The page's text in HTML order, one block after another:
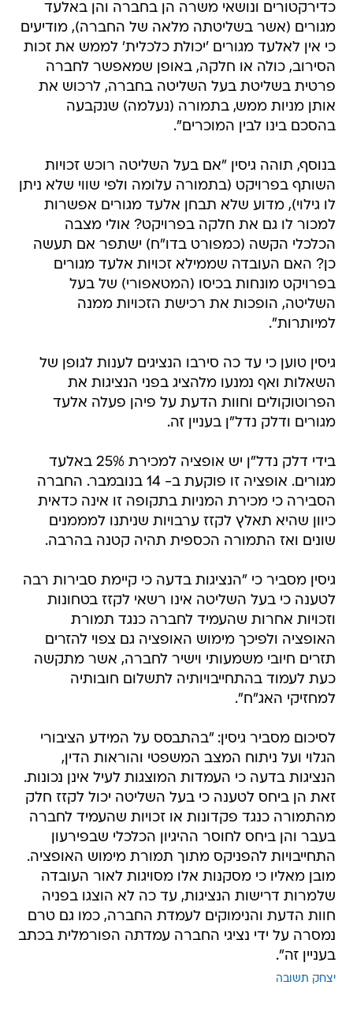
כדירקטורים ונושאי משרה הן בחברה והן באלעד
מגורים (אשר בשליטתה מלאה של החברה), מודיעים
כי אין לאלעד מגורים 'יכולת כלכלית' לממש את זכות
הסירוב, כולה או חלקה, באופן שמאפשר לחברה
פרטית בשליטת בעל השליטה בחברה, לרכוש את
אותן מניות ממש, בתמורה (נעלמה) שנקבעה
בהסכם בינו לבין המוכרים".
בנוסף, תוהה גיסין "אם בעל השליטה רוכש זכויות
השותף בפרויקט (בתמורה עלומה ולפי שווי שלא ניתן
לו גילוי), מדוע שלא תבחן אלעד מגורים אפשרות
למכור לו גם את חלקה בפרויקט? אולי מצבה
הכלכלי הקשה (כמפורט בדו"ח) ישתפר אם תעשה
כן? האם העובדה שממילא זכויות אלעד מגורים
בפרויקט מונחות בכיסו (המטאפורי) של בעל
השליטה, הופכות את רכישת הזכויות ממנה
למיותרות".
גיסין טוען כי עד כה סירבו הנציגים לענות לגופן של
השאלות ואף נמנעו מלהציג בפני הנציגות את
הפרוטוקולים וחוות הדעת על פיהן פעלה אלעד
מגורים ודלק נדל"ן בעניין זה.
בידי דלק נדל"ן יש אופציה למכירת 25% באלעד
מגורים. אופציה זו פוקעת ב- 14 בנובמבר. החברה
הסבירה כי מכירת המניות בתקופה זו אינה כדאית
כיוון שהיא תאלץ לקזז ערבויות שניתנו למממנים
שונים ואז התמורה הכספית תהיה קטנה בהרבה.
גיסין מסביר כי "הנציגות בדעה כי קיימת סבירות רבה
לטענה כי בעל השליטה אינו רשאי לקזז בטחונות
וזכויות אחרות שהעמיד לחברה כנגד תמורת
האופציה ולפיכך מימוש האופציה גם צפוי להזרים
תזרים חיובי משמעותי וישיר לחברה, אשר מתקשה
כעת לעמוד בהתחייבויותיה לתשלום חובותיה
למחזיקי האג"ח".
לסיכום מסביר גיסין: "בהתבסס על המידע הציבורי
הגלוי ועל ניתוח המצב המשפטי והוראות הדין,
הנציגות בדעה כי העמדות המוצגות לעיל אינן נכונות.
זאת הן ביחס לטענה כי בעל השליטה יכול לקזז חלק
מהתמורה כנגד פקדונות או זכויות שהעמיד לחברה
בעבר והן ביחס לחוסר ההיגיון הכלכלי שבפירעון
התחייבויות להפניקס מתוך תמורת מימוש האופציה.
מובן מאליו כי מסקנות אלו מסויגות לאור העובדה
שלמרות דרישות הנציגות, עד כה לא הוצגו בפניה
חוות הדעת והנימוקים לעמדת החברה, כמו גם טרם
נמסרה על ידי נציגי החברה עמדתה הפורמלית בכתב
בעניין זה".
יצחק תשובה